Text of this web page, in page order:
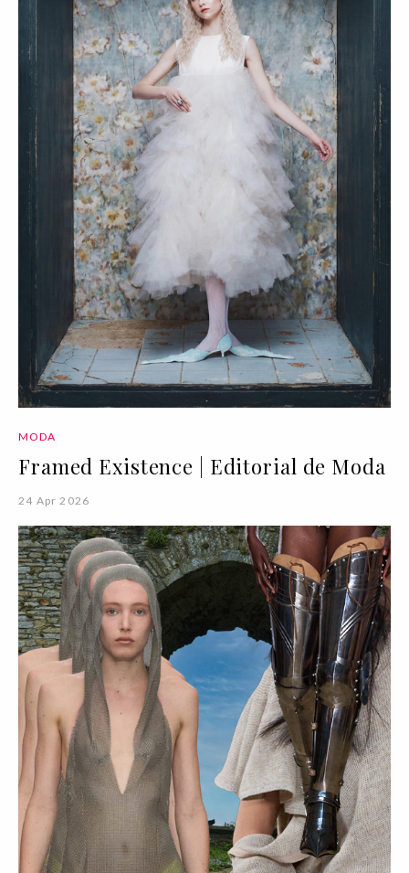
MODA
Framed Existence | Editorial de Moda
24 Apr 2026